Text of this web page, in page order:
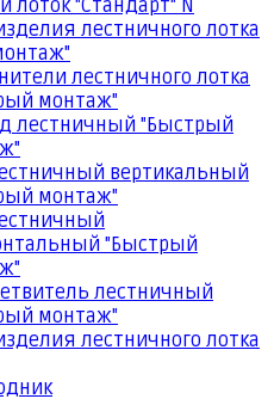
лоток "Стандарт" N
лестничного лотка
лестничного лотка
монтаж"
лестничный "Быстрый
вертикальный
монтаж"
"Быстрый
лестничный
монтаж"
лестничного лотка